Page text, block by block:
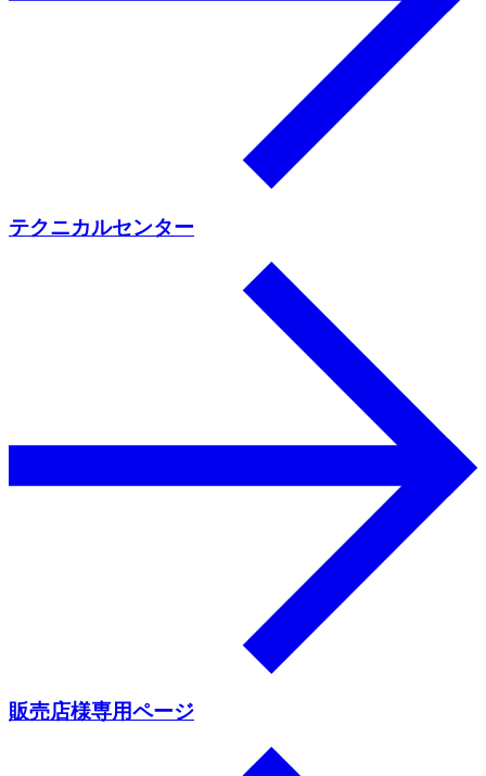
テクニカルセンター
販売店様専用ページ